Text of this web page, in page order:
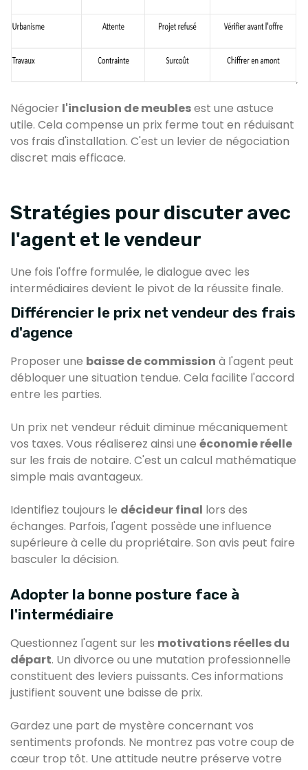
Négocier l'inclusion de meublesest une astuce
utile. Cela compense un prix ferme tout en réduisant
vos frais d'installation. C'est un levier de négociation
discret mais efficace.
Stratégies pour discuter avec
l'agent et le vendeur
Une fois l'offre formulée, le dialogue avec les
intermédiaires devient le pivot de la réussite finale.
Différencier le prix net vendeur des frais
d'agence
Proposer une baisse de commission à l'agent peut
débloquer une situation tendue. Cela facilite l'accord
entre les parties.
Un prix net vendeur réduit diminue mécaniquement
vos taxes. Vous réaliserez ainsi une économie réelle
sur les frais de notaire. C'est un calcul mathématique
simple mais avantageux.
Identifiez toujours le décideur final lors des
échanges. Parfois, l'agent possède une influence
supérieure à celle du propriétaire. Son avis peut faire
basculer la décision.
Adopter la bonne posture face à
l'intermédiaire
Questionnez l'agent sur les motivations réelles du
départ. Un divorce ou une mutation professionnelle
constituent des leviers puissants. Ces informations
justifient souvent une baisse de prix.
Gardez une part de mystère concernant vos
sentiments profonds. Ne montrez pas votre coup de
cœur trop tôt. Une attitude neutre préserve votre